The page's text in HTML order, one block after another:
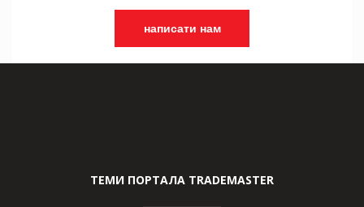
написати нам
ТЕМИ ПОРТАЛА TRADEMASTER